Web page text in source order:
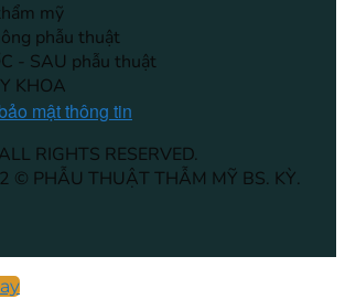
mỹ
phẫu thuật
- SAU phẫu thuật
KHOA
mật thông tin
ALL RIGHTS RESERVED.
© PHẪU THUẬT THẪM MỸ BS. KỲ.